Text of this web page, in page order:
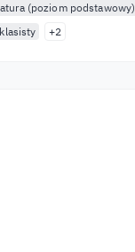
(poziom podstawowy)
+2